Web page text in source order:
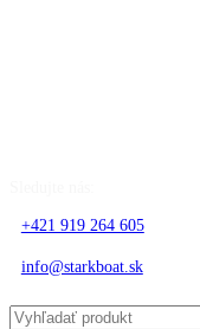
content
+421 919 264 605
info@starkboat.sk